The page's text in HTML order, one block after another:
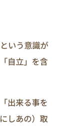
いう意識が
自立」を含
出来る事を
しあの）取